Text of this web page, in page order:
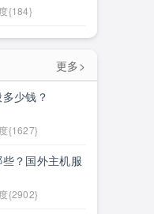
{184}
更多>
少钱？
{1627}
？国外主机服
{2902}